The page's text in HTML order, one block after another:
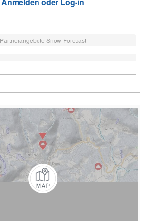
Anmelden oder Log-in
Partnerangebote Snow-Forecast